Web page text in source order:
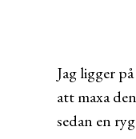
Jag ligger
att maxa
sedan en